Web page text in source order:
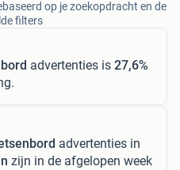
op je zoekopdracht en de
filters
advertenties is 27,6%
advertenties in
zijn in de afgelopen week